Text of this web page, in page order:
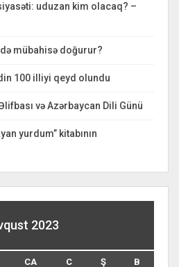
uduzan kim olacaq? –
mübahisə doğurur?
100 illiyi qeyd olundu
və Azərbaycan Dili Günü
yurdum” kitabının
2023
CA C Ş B